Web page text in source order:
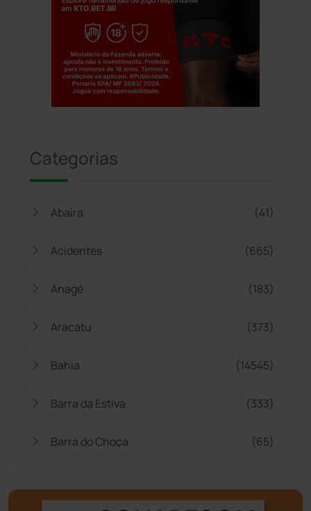
Categorias
Abaíra (41)
Acidentes (665)
Anagé (183)
Aracatu (373)
Bahia (14545)
Barra da Estiva (333)
Barra do Choça (65)